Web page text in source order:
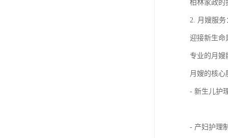
柏林家政的
2. 月嫂服
迎接新生命
专业的月嫂
月嫂的核心
- 新生儿护
- 产妇护理